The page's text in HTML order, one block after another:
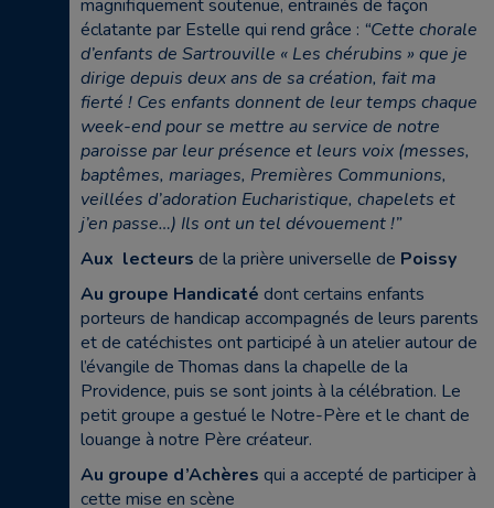
magnifiquement soutenue, entrainés de façon
éclatante par Estelle qui rend grâce : “Cette chorale
d’enfants de Sartrouville « Les chérubins » que je
dirige depuis deux ans de sa création, fait ma
fierté ! Ces enfants donnent de leur temps chaque
week-end pour se mettre au service de notre
paroisse par leur présence et leurs voix (messes,
baptêmes, mariages, Premières Communions,
veillées d’adoration Eucharistique, chapelets et
j’en passe…) Ils ont un tel dévouement !”
Aux lecteurs de la prière universelle de Poissy
Au groupe Handicaté dont certains enfants
porteurs de handicap accompagnés de leurs parents
et de catéchistes ont participé à un atelier autour de
l’évangile de Thomas dans la chapelle de la
Providence, puis se sont joints à la célébration. Le
petit groupe a gestué le Notre-Père et le chant de
louange à notre Père créateur.
Au groupe d’Achères qui a accepté de participer à
cette mise en scène